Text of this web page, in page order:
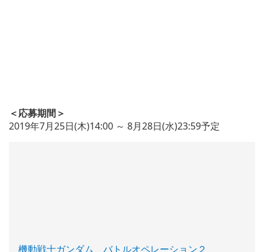
＜応募期間＞
2019年7月25日(木)14:00 ～ 8月28日(水)23:59予定
機動戦士ガンダム バトルオペレーション２